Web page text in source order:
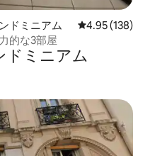
ドミニアム レビュー138
4.95 (138)
的な3部屋
ドミニアム